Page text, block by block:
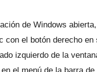
de Windows
con el botón derecho
izquierdo de la